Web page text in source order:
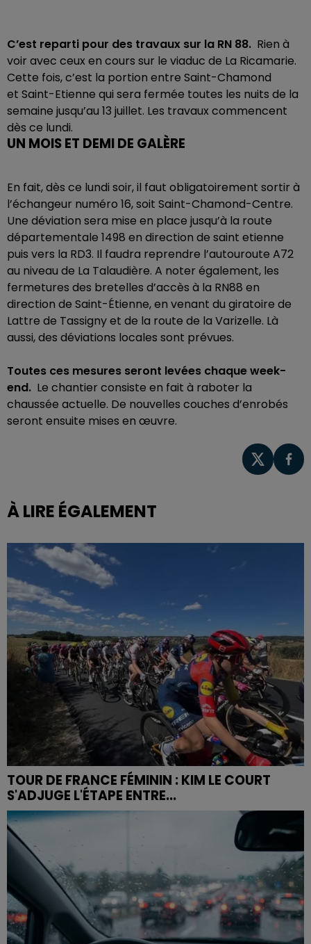
C’est reparti pour des travaux sur la RN 88. Rien à
voir avec ceux en cours sur le viaduc de La Ricamarie.
Cette fois, c’est la portion entre Saint-Chamond
et Saint-Etienne qui sera fermée toutes les nuits de la
semaine jusqu’au 13 juillet. Les travaux commencent
dès ce lundi.
UN MOIS ET DEMI DE GALÈRE
En fait, dès ce lundi soir, il faut obligatoirement sortir à
l’échangeur numéro 16, soit Saint-Chamond-Centre.
Une déviation sera mise en place jusqu’à la route
départementale 1498 en direction de saint etienne
puis vers la RD3. Il faudra reprendre l’autouroute A72
au niveau de La Talaudière. A noter également, les
fermetures des bretelles d’accès à la RN88 en
direction de Saint-Étienne, en venant du giratoire de
Lattre de Tassigny et de la route de la Varizelle. Là
aussi, des déviations locales sont prévues.
Toutes ces mesures seront levées chaque week-
end. Le chantier consiste en fait à raboter la
chaussée actuelle. De nouvelles couches d’enrobés
seront ensuite mises en œuvre.
À LIRE ÉGALEMENT
TOUR DE FRANCE FÉMININ : KIM LE COURT
S'ADJUGE L'ÉTAPE ENTRE...